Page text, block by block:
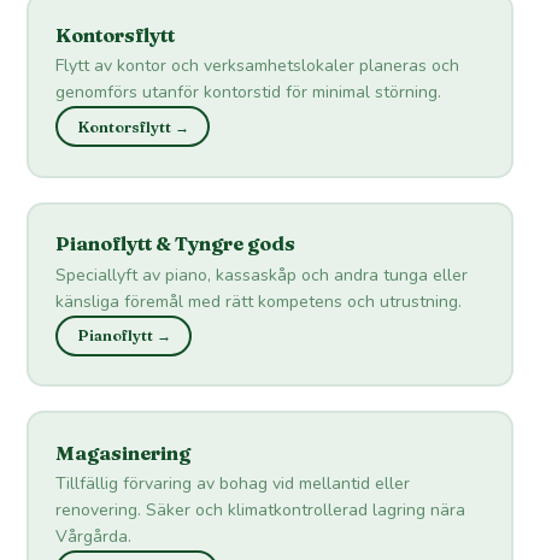
Kontorsflytt
Flytt av kontor och verksamhetslokaler planeras och
genomförs utanför kontorstid för minimal störning.
Kontorsflytt →
Pianoflytt & Tyngre gods
Speciallyft av piano, kassaskåp och andra tunga eller
känsliga föremål med rätt kompetens och utrustning.
Pianoflytt →
Magasinering
Tillfällig förvaring av bohag vid mellantid eller
renovering. Säker och klimatkontrollerad lagring nära
Vårgårda.